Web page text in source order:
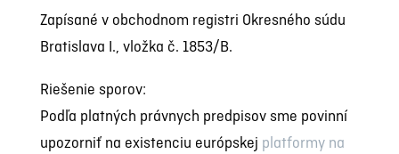
Zapísané v obchodnom registri Okresného súdu
Bratislava I., vložka č. 1853/B.
Riešenie sporov:
Podľa platných právnych predpisov sme povinní
upozorniť na existenciu európskej platformy na